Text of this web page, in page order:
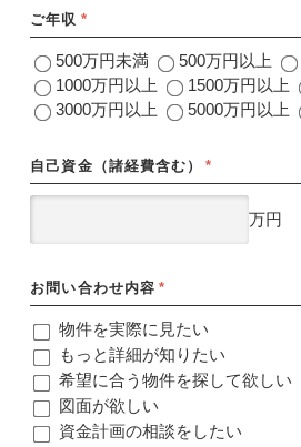
ご年収 *
500万円未満 500万円以上
1000万円以上
1500万円以上
3000万円以上
5000万円以上
自己資金（諸経費含む） *
万円
お問い合わせ内容 *
物件を実際に見たい
もっと詳細が知りたい
希望に合う物件を探して欲しい
図面が欲しい
資金計画の相談をしたい